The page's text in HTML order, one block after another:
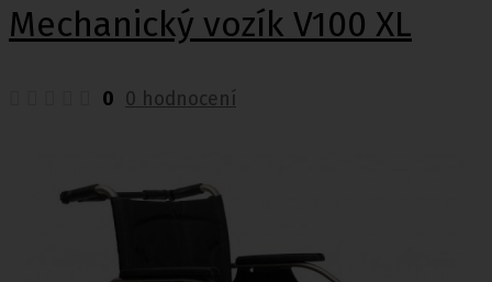
Mechanický vozík V100 XL
0 0 hodnocení